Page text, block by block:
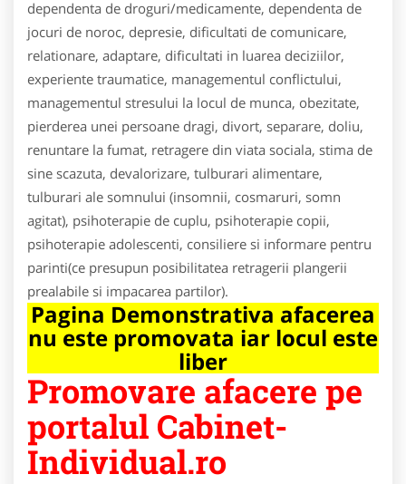
dependenta de droguri/medicamente, dependenta de
jocuri de noroc, depresie, dificultati de comunicare,
relationare, adaptare, dificultati in luarea deciziilor,
experiente traumatice, managementul conflictului,
managementul stresului la locul de munca, obezitate,
pierderea unei persoane dragi, divort, separare, doliu,
renuntare la fumat, retragere din viata sociala, stima de
sine scazuta, devalorizare, tulburari alimentare,
tulburari ale somnului (insomnii, cosmaruri, somn
agitat), psihoterapie de cuplu, psihoterapie copii,
psihoterapie adolescenti, consiliere si informare pentru
parinti(ce presupun posibilitatea retragerii plangerii
prealabile si impacarea partilor).
Pagina Demonstrativa afacerea
nu este promovata iar locul este
liber
Promovare afacere pe
portalul Cabinet-
Individual.ro